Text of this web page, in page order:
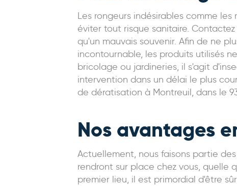
Les rongeurs indésirables comme
éviter tout risque sanitaire.
qu'un mauvais souvenir. Afin de ne
incontournable, les produits utilisés
bricolage ou jardineries, il s'agit
intervention dans un délai le plus
de dératisation à Montreuil, dans le
Nos avantages
Actuellement, nous faisons partie
rendront sur place chez vous, quelle
premier lieu, il est primordial d'être